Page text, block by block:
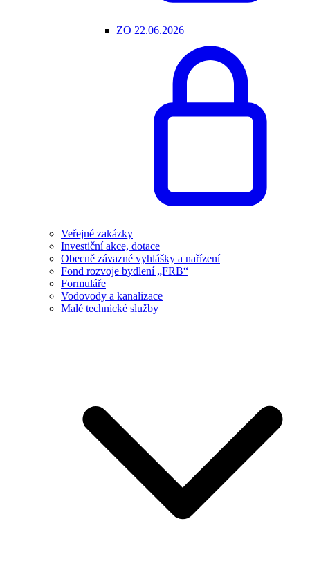
ZO 22.06.2026
Veřejné zakázky
Investiční akce, dotace
Obecně závazné vyhlášky a nařízení
Fond rozvoje bydlení „FRB“
Formuláře
Vodovody a kanalizace
Malé technické služby